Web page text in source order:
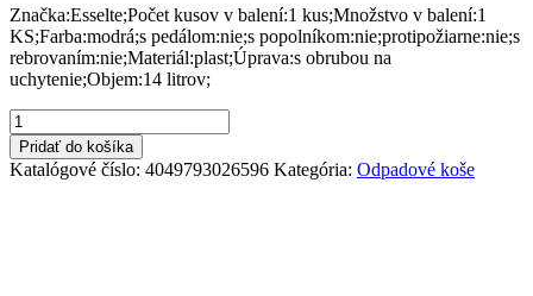
Značka:Esselte;Počet kusov v balení:1 kus;Množstvo v balení:1
KS;Farba:modrá;s pedálom:nie;s popolníkom:nie;protipožiarne:nie;s
rebrovaním:nie;Materiál:plast;Úprava:s obrubou na
uchytenie;Objem:14 litrov;
množstvo
Kôš
plastový
Esselte
Pridať do košíka
Katalógové číslo: 4049793026596 Kategória: Odpadové koše